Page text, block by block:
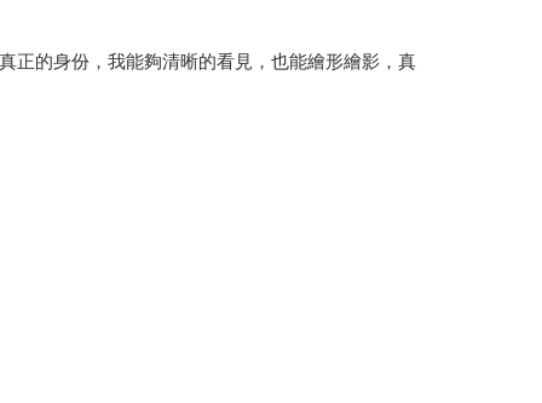
正的身份，我能夠清晰的看見，也能繪形繪影，真